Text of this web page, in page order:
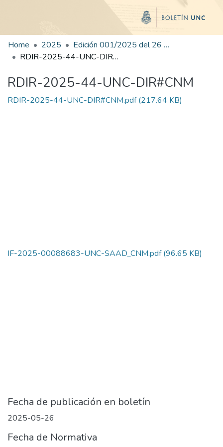
Home 2025
Edición 001/2025 del 26 de mayo de 2025
RDIR-2025-44-UNC-DIR#CNM
RDIR-2025-44-UNC-DIR#CNM
RDIR-2025-44-UNC-DIR#CNM.pdf(217.64 KB)
IF-2025-00088683-UNC-SAAD_CNM.pdf(96.65 KB)
Fecha de publicación en boletín
2025-05-26
Fecha de Normativa